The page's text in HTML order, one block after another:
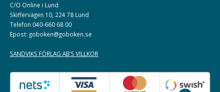
C/O Online i Lund
Skiffervägen 10, 224 78 Lund
Telefon 040-660 68 00
Epost: goboken@goboken.se
SANDVIKS FÖRLAG AB’S VILLKOR